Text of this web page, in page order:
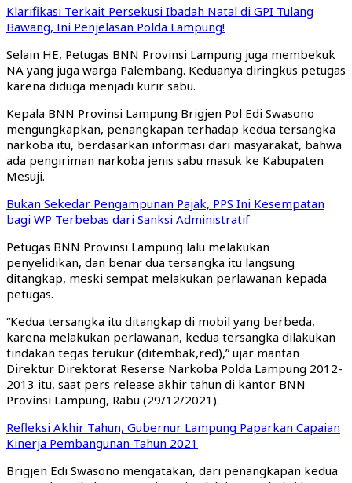
Klarifikasi Terkait Persekusi Ibadah Natal di GPI Tulang
Bawang, Ini Penjelasan Polda Lampung!
Selain HE, Petugas BNN Provinsi Lampung juga membekuk
NA yang juga warga Palembang. Keduanya diringkus petugas
karena diduga menjadi kurir sabu.
Kepala BNN Provinsi Lampung Brigjen Pol Edi Swasono
mengungkapkan, penangkapan terhadap kedua tersangka
narkoba itu, berdasarkan informasi dari masyarakat, bahwa
ada pengiriman narkoba jenis sabu masuk ke Kabupaten
Mesuji.
Bukan Sekedar Pengampunan Pajak, PPS Ini Kesempatan
bagi WP Terbebas dari Sanksi Administratif
Petugas BNN Provinsi Lampung lalu melakukan
penyelidikan, dan benar dua tersangka itu langsung
ditangkap, meski sempat melakukan perlawanan kepada
petugas.
“Kedua tersangka itu ditangkap di mobil yang berbeda,
karena melakukan perlawanan, kedua tersangka dilakukan
tindakan tegas terukur (ditembak,red),” ujar mantan
Direktur Direktorat Reserse Narkoba Polda Lampung 2012-
2013 itu, saat pers release akhir tahun di kantor BNN
Provinsi Lampung, Rabu (29/12/2021).
Refleksi Akhir Tahun, Gubernur Lampung Paparkan Capaian
Kinerja Pembangunan Tahun 2021
Brigjen Edi Swasono mengatakan, dari penangkapan kedua